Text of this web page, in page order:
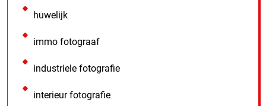
huwelijk
immo fotograaf
industriele fotografie
interieur fotografie